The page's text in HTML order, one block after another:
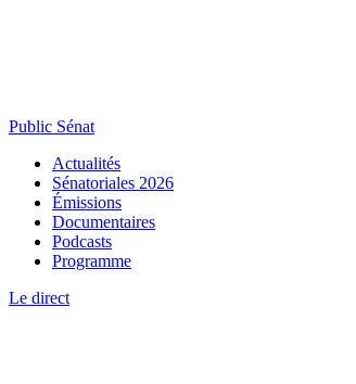
Public Sénat
Actualités
Sénatoriales 2026
Émissions
Documentaires
Podcasts
Programme
Le direct